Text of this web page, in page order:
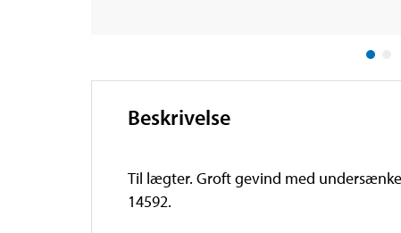
Beskrivelse
Til lægter. Groft gevind med
14592.